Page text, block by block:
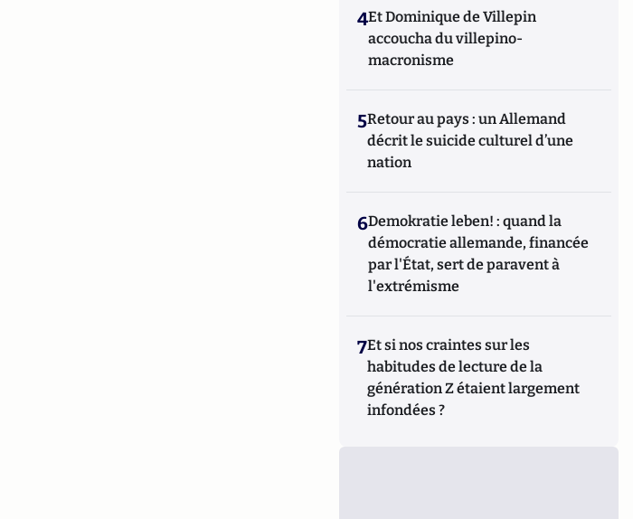
4Et Dominique de Villepin
accoucha du villepino-
macronisme
5Retour au pays : un Allemand
décrit le suicide culturel d’une
nation
6Demokratie leben! : quand la
démocratie allemande, financée
par l'État, sert de paravent à
l'extrémisme
7Et si nos craintes sur les
habitudes de lecture de la
génération Z étaient largement
infondées ?